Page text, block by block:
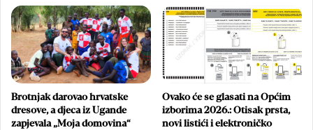
Brotnjak darovao hrvatske
dresove, a djeca iz Ugande
zapjevala „Moja domovina“
Ovako će se glasati na Općim
izborima 2026.: Otisak prsta,
novi listići i elektroničko